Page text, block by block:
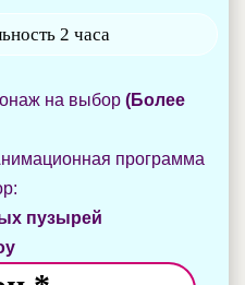
2 часа
на выбор (Более
программа
пузырей